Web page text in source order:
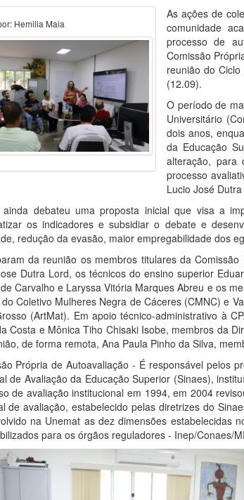
Hemilia Maia
As ações de
comunidade
processo de
Comissão
reunião do
(12.09).
O período de
Universitário
dois anos,
da Educação
alteração, para
processo
Lucio José
ainda debateu uma proposta inicial que visa a
os indicadores e subsidiar o debate e
redução da evasão, maior empregabilidade dos
da reunião os membros titulares da
Dutra Lord, os técnicos do ensino superior
Carvalho e Laryssa Vitória Marques Abreu e os
Coletivo Mulheres Negra de Cáceres (CMNC) e
(ArtMat). Em apoio técnico-administrativo à
Costa e Mônica Tiho Chisaki Isobe, membros da
de forma remota, Ana Paula Pinho da Silva,
Própria de Autoavaliação - É responsável pelos
de Avaliação da Educação Superior (Sinaes),
de avaliação institucional em 1994, em 2004
de avaliação, estabelecido pelas diretrizes do
na Unemat as dez dimensões estabelecidas
para os órgãos reguladores - Inep/Conaes/